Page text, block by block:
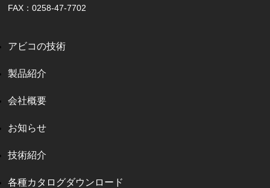
FAX：0258-47-7702
アビコの技術
製品紹介
会社概要
お知らせ
技術紹介
各種カタログダウンロード